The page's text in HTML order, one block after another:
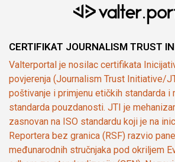
CERTIFIKAT JOURNALISM TRUST
Valterportal je nosilac certifikata
povjerenja (Journalism Trust Initiative/
poštivanje i primjenu etičkih standarda i
standarda pouzdanosti. JTI je
zasnovan na ISO standardu koji je na
Reportera bez granica (RSF) razvio
međunarodnih stručnjaka pod okriljem